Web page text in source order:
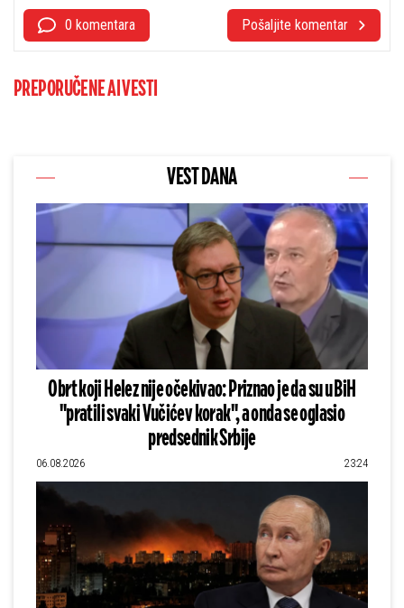
0 komentara Pošaljite komentar
PREPORUČENE AI VESTI
VEST DANA
Obrt koji Helez nije očekivao: Priznao je da su u BiH
"pratili svaki Vučićev korak", a onda se oglasio
predsednik Srbije
06.08.2026 23:24